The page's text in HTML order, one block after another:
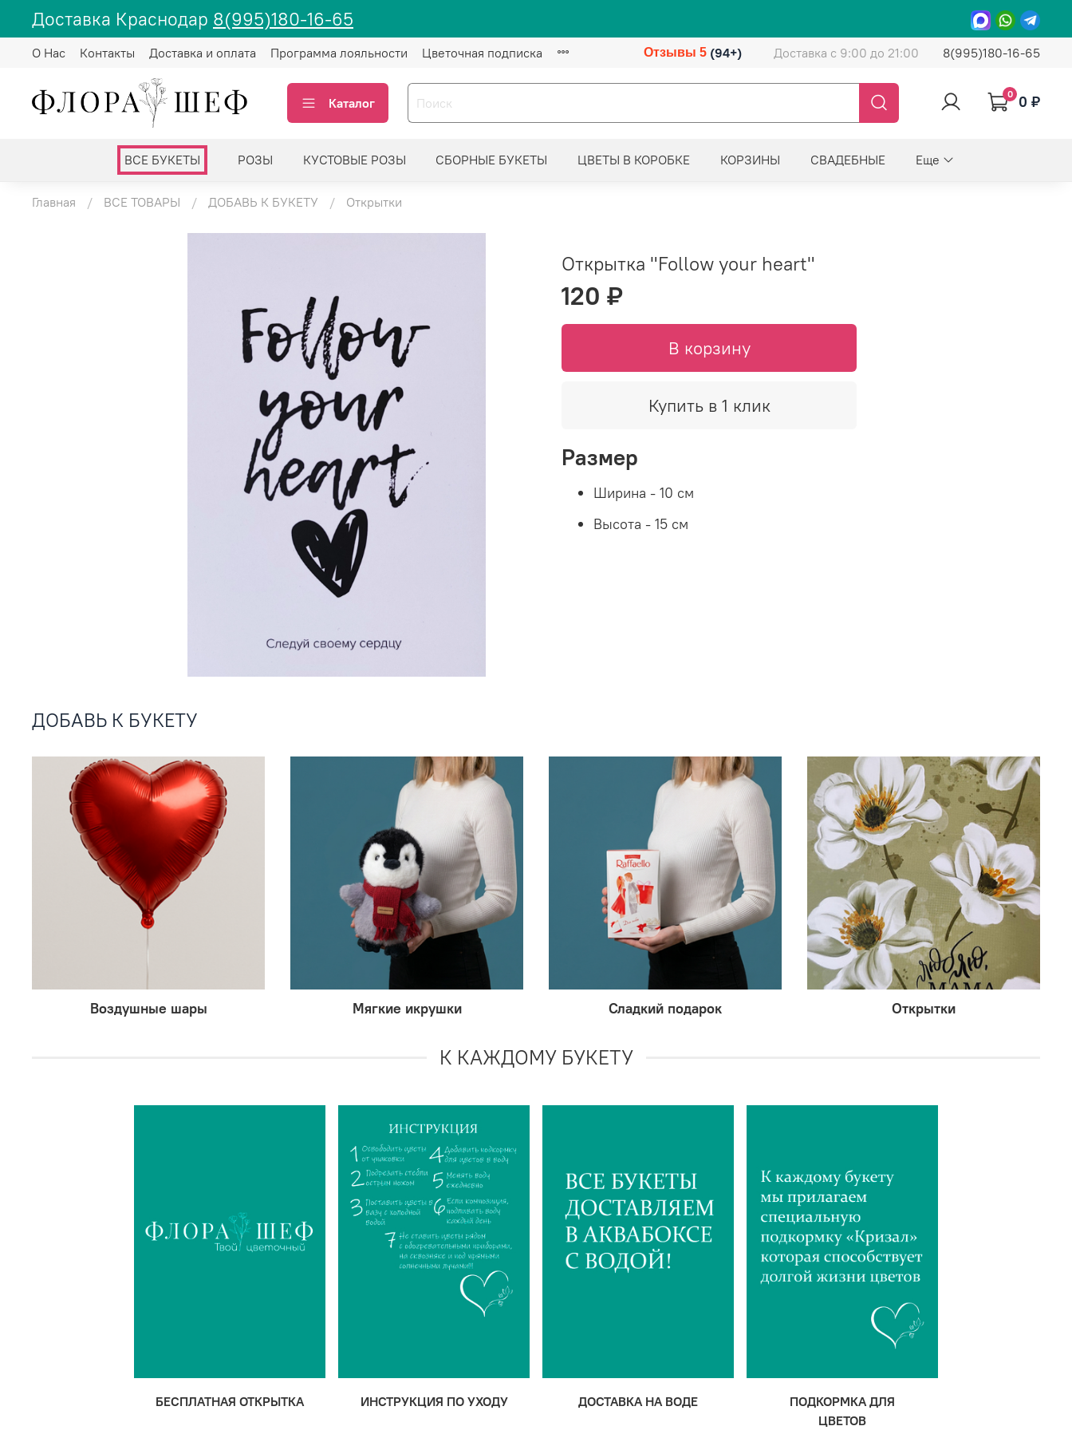
Доставка Краснодар 8(995)180-16-65
О Нас Контакты Доставка и оплата Программа лояльности Цветочная подписка Отзывы 5 (94+) Доставка с 9:00 до 21:00 8(995)180-16-65
Каталог
0 0 ₽
ВСЕ БУКЕТЫ РОЗЫ КУСТОВЫЕ РОЗЫ СБОРНЫЕ БУКЕТЫ ЦВЕТЫ В КОРОБКЕ КОРЗИНЫ СВАДЕБНЫЕ Еще
Главная ВСЕ ТОВАРЫ ДОБАВЬ К БУКЕТУ Открытки
Открытка "Follow your heart"
120 ₽
В корзину
Купить в 1 клик
Размер
Ширина - 10 см
Высота - 15 см
ДОБАВЬ К БУКЕТУ
Воздушные шары Мягкие икрушки Сладкий подарок Открытки
К КАЖДОМУ БУКЕТУ
БЕСПЛАТНАЯ ОТКРЫТКА ИНСТРУКЦИЯ ПО УХОДУ ДОСТАВКА НА ВОДЕ
ПОДКОРМКА ДЛЯ
ЦВЕТОВ